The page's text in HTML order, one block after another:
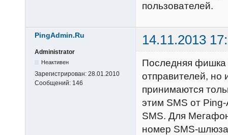
пользователей.
PingAdmin.Ru 14.11.2013
Administrator
Неактивен
Зарегистрирован: 28.01.2010
Сообщений: 146
Последняя фишка
отправителей,
принимаются
этим SMS от
SMS. Для
номер SMS-